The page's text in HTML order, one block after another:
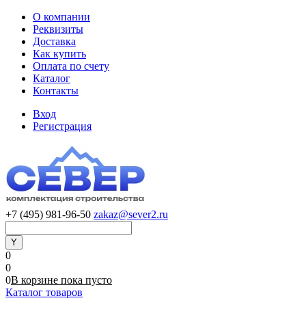
О компании
Реквизиты
Доставка
Как купить
Оплата по счету
Каталог
Контакты
Вход
Регистрация
+7 (495) 981-96-50 zakaz@sever2.ru
0
0
0В корзине пока пусто
Каталог товаров